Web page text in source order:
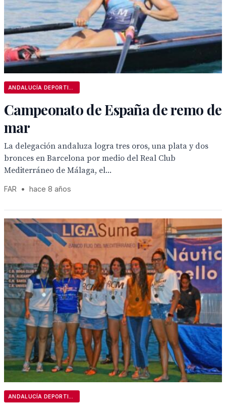
Campeonato de España de remo de
mar
La delegación andaluza logra tres oros, una plata y dos
bronces en Barcelona por medio del Real Club
Mediterráneo de Málaga, el...
FAR • hace 8 años